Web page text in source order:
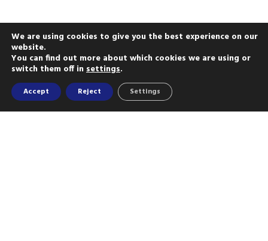
We are using cookies to give you the best experience on our
website.
You can find out more about which cookies we are using or
switch them off insettings.
Accept Reject Settings